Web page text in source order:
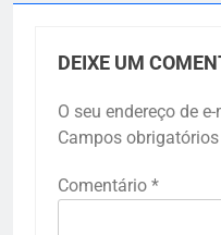
DEIXE UM
O seu endereço de
Campos
Comentário *